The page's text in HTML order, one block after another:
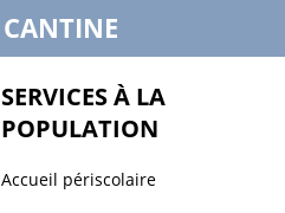
CANTINE
SERVICES À LA
POPULATION
Accueil périscolaire